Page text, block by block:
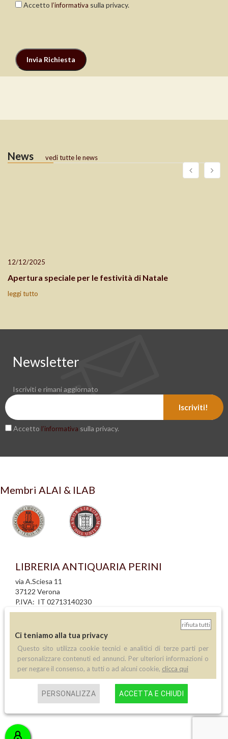
Accetto l’informativa sulla privacy.
News vedi tutte le news
12/12/2025
Apertura speciale per le festività di Natale
leggi tutto
Newsletter
Iscriviti e rimani aggiornato
Iscriviti!
Accetto l’informativa sulla privacy.
Membri ALAI & ILAB
LIBRERIA ANTIQUARIA PERINI
via A.Sciesa 11
37122 Verona
P.IVA: IT 02713140230
informativa privacy
creazione siti internet
Contatti
Telefono:(+39) 045 8030073
rifiuta tutti
Ci teniamo alla tua privacy
Questo sito utilizza cookie tecnici e analitici di terze parti per
personalizzare contenuti ed annunci. Per ulteriori informazioni o
per negare il consenso, a tutti o ad alcuni cookie, clicca qui
PERSONALIZZA ACCETTA E CHIUDI